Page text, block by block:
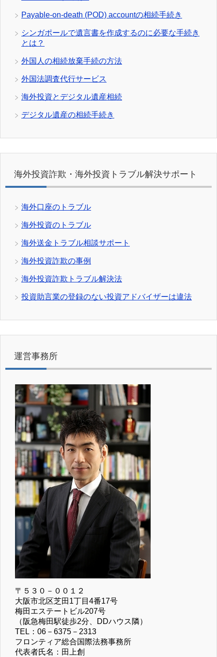
Payable-on-death (POD) accountの相続手続き
シンガポールで遺言書を作成するのに必要な手続き
とは？
外国人の相続放棄手続の方法
外国法調査代行サービス
海外投資とデジタル遺産相続
デジタル遺産の相続手続き
海外投資詐欺・海外投資トラブル解決サポート
海外口座のトラブル
海外投資のトラブル
海外送金トラブル相談サポート
海外投資詐欺の事例
海外投資詐欺トラブル解決法
投資助言業の登録のない投資アドバイザーは違法
運営事務所
〒５３０－００１２
大阪市北区芝田1丁目4番17号
梅田エステートビル207号
（阪急梅田駅徒歩2分、DDハウス隣）
TEL：06－6375－2313
フロンティア総合国際法務事務所
代表者氏名：田上創